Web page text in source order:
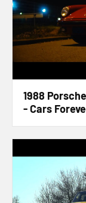
1988
- Cars